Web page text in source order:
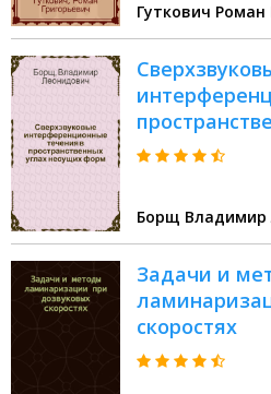
Гуткович Роман
форм :
Борщ Владимир
Задачи и
скоростях